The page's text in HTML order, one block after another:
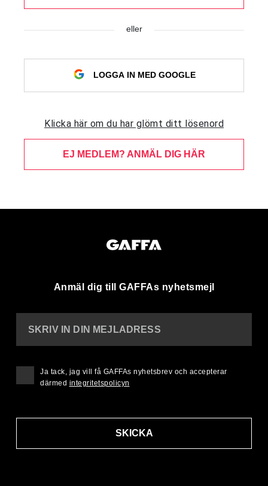
eller
LOGGA IN MED GOOGLE
Klicka här om du har glömt ditt lösenord
EJ MEDLEM? ANMÄL DIG HÄR
Anmäl dig till GAFFAs nyhetsmejl
SKRIV IN DIN MEJLADRESS
SKICKA
Ja tack, jag vill få GAFFAs nyhetsbrev och accepterar
därmed integritetspolicyn